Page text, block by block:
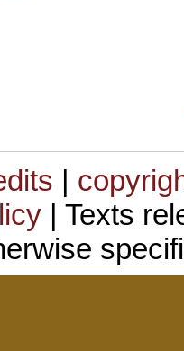
|
| Texts